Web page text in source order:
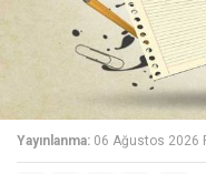
Yayınlanma: 06 Ağustos 2026